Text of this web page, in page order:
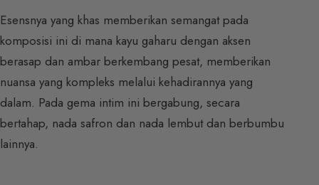
Esensnya yang khas memberikan semangat pada
komposisi ini di mana kayu gaharu dengan aksen
berasap dan ambar berkembang pesat, memberikan
nuansa yang kompleks melalui kehadirannya yang
dalam. Pada gema intim ini bergabung, secara
bertahap, nada safron dan nada lembut dan berbumbu
lainnya.